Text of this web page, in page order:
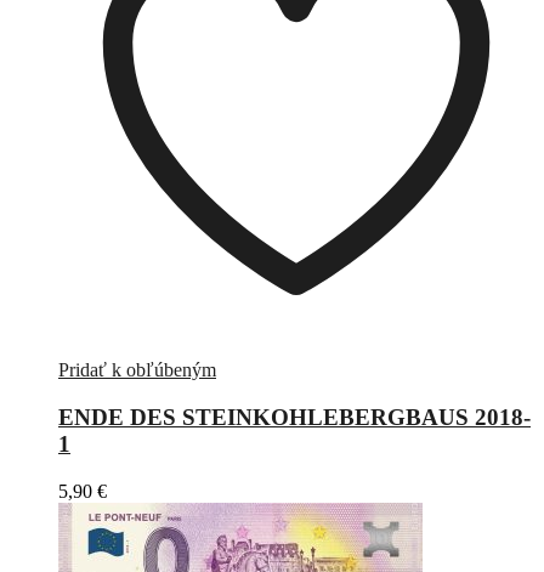
Pridať k obľúbeným
ENDE DES STEINKOHLEBERGBAUS 2018-
1
5,90 €